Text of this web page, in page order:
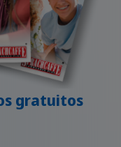
gratuitos